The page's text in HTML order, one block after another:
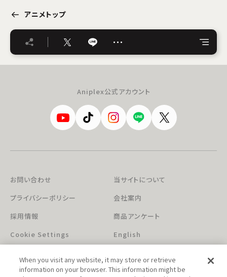
アニメトップ
…
Aniplex公式アカウント
お問い合わせ
当サイトについて
プライバシーポリシー
会社案内
採用情報
商品アンケート
Cookie Settings
English
When you visit any website, it may store or retrieve
information on your browser. This information might be